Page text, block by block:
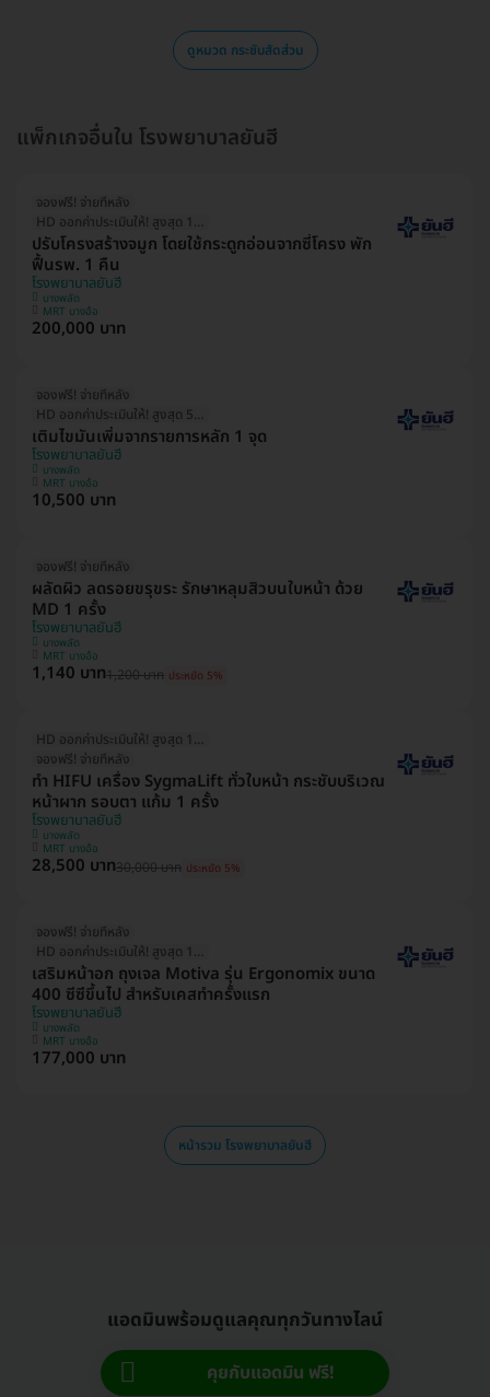
ดูหมวด กระชับสัดส่วน
แพ็กเกจอื่นใน โรงพยาบาลยันฮี
จองฟรี! จ่ายทีหลัง
HD ออกค่าประเมินให้! สูงสุด 1500 บ.
ปรับโครงสร้างจมูก โดยใช้กระดูกอ่อนจากซี่โครง พัก
ฟื้นรพ. 1 คืน
โรงพยาบาลยันฮี
บางพลัด
MRT บางอ้อ
200,000 บาท
จองฟรี! จ่ายทีหลัง
HD ออกค่าประเมินให้! สูงสุด 500 บ.
เติมไขมันเพิ่มจากรายการหลัก 1 จุด
โรงพยาบาลยันฮี
บางพลัด
MRT บางอ้อ
10,500 บาท
จองฟรี! จ่ายทีหลัง
ผลัดผิว ลดรอยขรุขระ รักษาหลุมสิวบนใบหน้า ด้วย
MD 1 ครั้ง
โรงพยาบาลยันฮี
บางพลัด
MRT บางอ้อ
1,140 บาท1,200 บาท ประหยัด 5%
HD ออกค่าประเมินให้! สูงสุด 1000 บ.
จองฟรี! จ่ายทีหลัง
ทำ HIFU เครื่อง SygmaLift ทั่วใบหน้า กระชับบริเวณ
หน้าผาก รอบตา แก้ม 1 ครั้ง
โรงพยาบาลยันฮี
บางพลัด
MRT บางอ้อ
28,500 บาท30,000 บาท ประหยัด 5%
จองฟรี! จ่ายทีหลัง
HD ออกค่าประเมินให้! สูงสุด 1500 บ.
เสริมหน้าอก ถุงเจล Motiva รุ่น Ergonomix ขนาด
400 ซีซีขึ้นไป สำหรับเคสทำครั้งแรก
โรงพยาบาลยันฮี
บางพลัด
MRT บางอ้อ
177,000 บาท
หน้ารวม โรงพยาบาลยันฮี
แอดมินพร้อมดูแลคุณทุกวันทางไลน์
คุยกับแอดมิน ฟรี!